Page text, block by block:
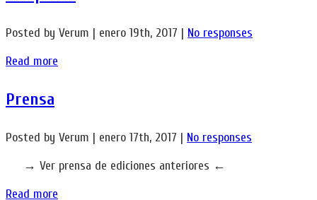
Posted by Verum | enero 19th, 2017 | No responses
Read more
Prensa
Posted by Verum | enero 17th, 2017 | No responses
→ Ver prensa de ediciones anteriores ←
Read more